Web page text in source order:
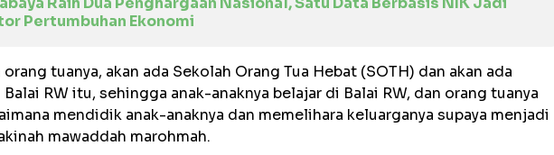
Pertumbuhan Ekonomi
tuanya, akan ada Sekolah Orang Tua Hebat (SOTH) dan akan ada
RW itu, sehingga anak-anaknya belajar di Balai RW, dan orang tuanya
mendidik anak-anaknya dan memelihara keluarganya supaya menjadi
mawaddah marohmah.